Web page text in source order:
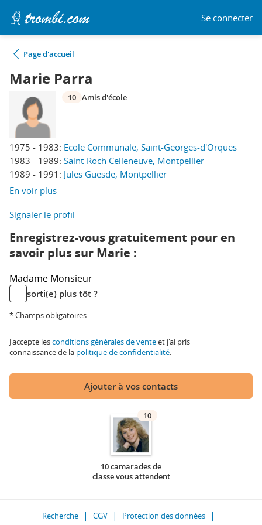
Se connecter
Page d'accueil
Marie Parra
1975 - 1983: Ecole Communale, Saint-Georges-d'Orques
1983 - 1989: Saint-Roch Celleneuve, Montpellier
1989 - 1991: Jules Guesde, Montpellier
En voir plus
10 Amis d'école
Signaler le profil
Enregistrez-vous gratuitement pour en
savoir plus sur Marie :
Madame Monsieur
sorti(e) plus tôt ?
* Champs obligatoires
J'accepte lesconditions générales de venteet j'ai pris
connaissance de la politique de confidentialité.
Ajouter à vos contacts
10
10 camarades de
classe vous attendent
Recherche CGV
Protection des données